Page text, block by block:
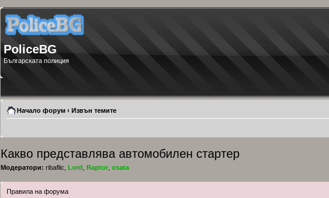
PoliceBG
Българската полиция
Начало форум ‹ Извън темите
Какво представлява автомобилен стартер
Модератори: ribaflic Lord Raptor osata
Правила на форума